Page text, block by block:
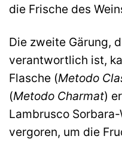
die Frische des
Die zweite Gärung,
verantwortlich ist,
Flasche (Metodo
(Metodo Charmat)
Lambrusco
vergoren, um die